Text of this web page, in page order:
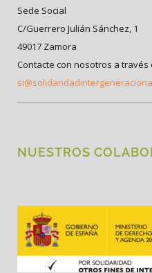
Sede Social
C/Guerrero Julián Sánchez, 1
49017 Zamora
Contacte con nosotros a través
NUESTROS